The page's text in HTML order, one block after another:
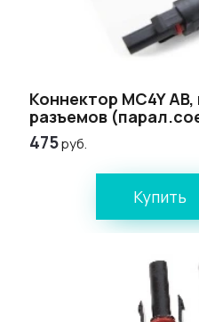
Коннектор MC4Y
разъемов
475руб.
Купить